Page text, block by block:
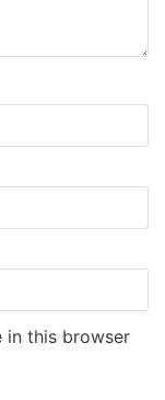
in this browser